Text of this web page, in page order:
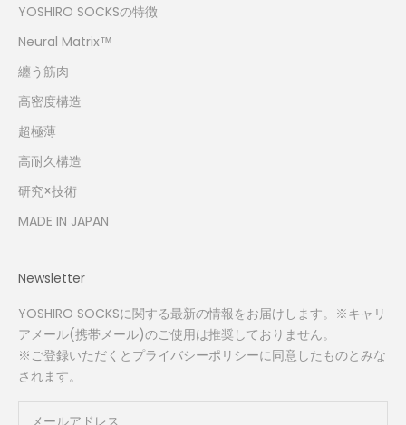
YOSHIRO SOCKSの特徴
Neural Matrix™
纏う筋肉
高密度構造
超極薄
高耐久構造
研究×技術
MADE IN JAPAN
Newsletter
YOSHIRO SOCKSに関する最新の情報をお届けします。※キャリ
アメール(携帯メール)のご使用は推奨しておりません。
※ご登録いただくと プライバシーポリシーに同意したものとみな
されます。